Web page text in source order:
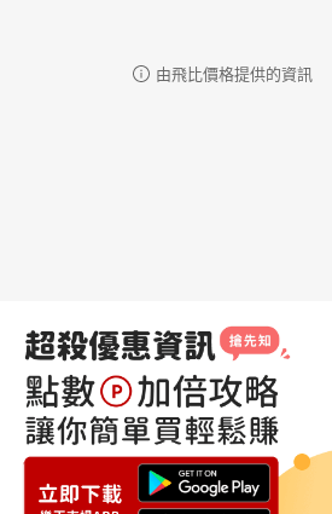
由飛比價格提供的資訊